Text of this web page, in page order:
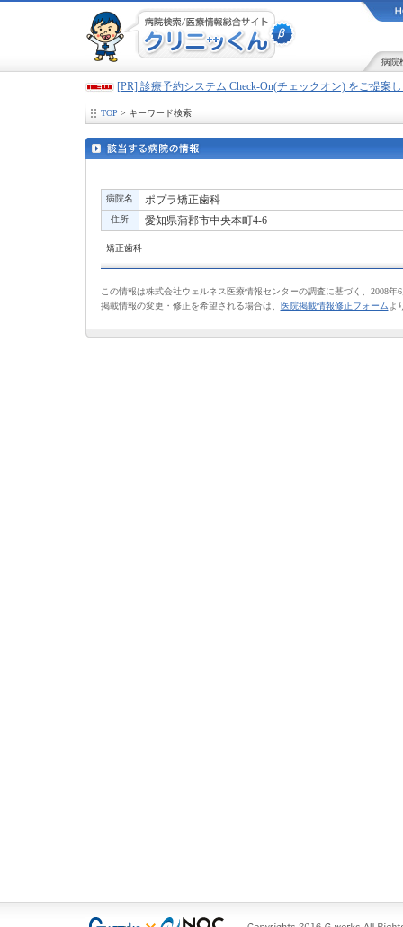
病院
[PR] 診療予約システム Check-On(チェックオン) をご提案
TOP > キーワード検索
病院名 ポプラ矯正歯科
住所 愛知県蒲郡市中央本町4-6
矯正歯科
この情報は株式会社ウェルネス医療情報センターの調査に基づく、2008年
掲載情報の変更・修正を希望される場合は、
医院掲載情報修正フォーム よ